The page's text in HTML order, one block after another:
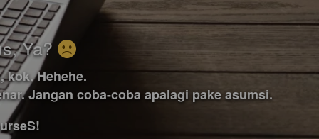
Ya?
kok. Hehehe.
Jangan coba-coba apalagi pake asumsi.